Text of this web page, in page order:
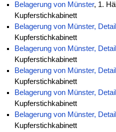
Belagerung von Münster, 1.
Kupferstichkabinett
Belagerung von Münster,
Kupferstichkabinett
Belagerung von Münster,
Kupferstichkabinett
Belagerung von Münster,
Kupferstichkabinett
Belagerung von Münster,
Kupferstichkabinett
Belagerung von Münster,
Kupferstichkabinett